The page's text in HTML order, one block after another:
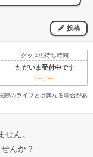
投稿
グッズの待ち時間
ただいま受付中です
[---／---]
際のライブとは異なる場合があ
せん。
んか？